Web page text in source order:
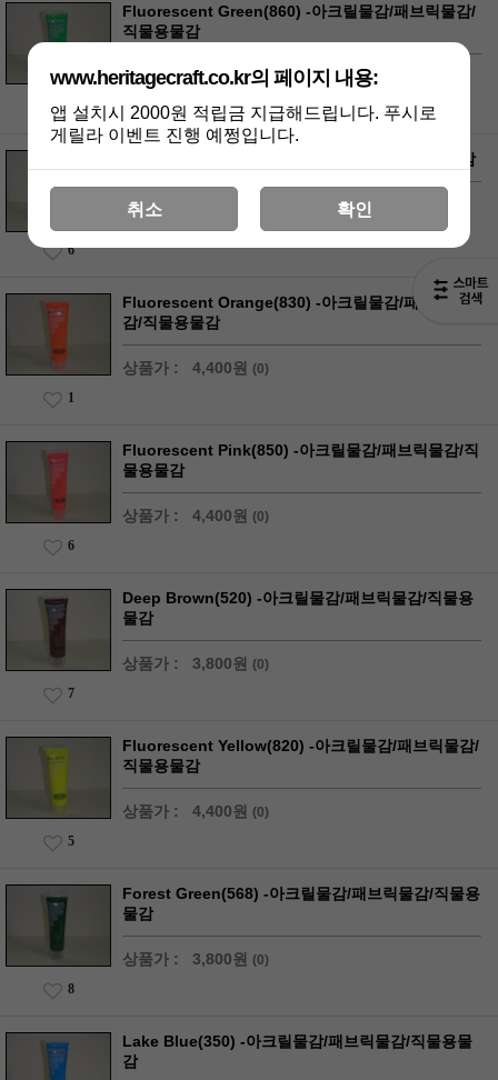
Fluorescent Green(860) -아크릴물감/패브릭물감/
직물용물감
상품가 : 4,400원 (0)
Crimson(315) -아크릴물감/패브릭물감/직물용물감
상품가 :
6
Fluorescent Orange(830) -아크릴물감/패브릭물
감/직물용물감
상품가 : 4,400원 (0)
1
Fluorescent Pink(850) -아크릴물감/패브릭물감/직
물용물감
상품가 : 4,400원 (0)
6
Deep Brown(520) -아크릴물감/패브릭물감/직물용
물감
상품가 : 3,800원 (0)
7
Fluorescent Yellow(820) -아크릴물감/패브릭물감/
직물용물감
상품가 : 4,400원 (0)
5
Forest Green(568) -아크릴물감/패브릭물감/직물용
물감
상품가 : 3,800원 (0)
8
Lake Blue(350) -아크릴물감/패브릭물감/직물용물
감
www.heritagecraft.co.kr의 페이지 내용:
앱 설치시 2000원 적립금 지급해드립니다. 푸시로
게릴라 이벤트 진행 예쩡입니다.
취소 확인